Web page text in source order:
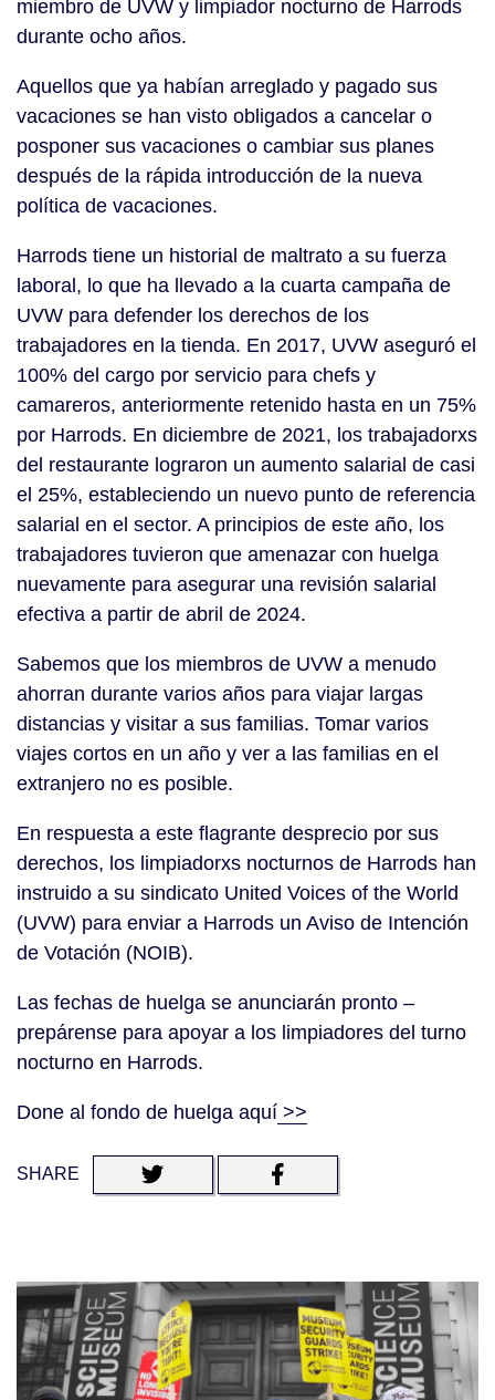
miembro de UVW y limpiador nocturno de Harrods
durante ocho años.
Aquellos que ya habían arreglado y pagado sus
vacaciones se han visto obligados a cancelar o
posponer sus vacaciones o cambiar sus planes
después de la rápida introducción de la nueva
política de vacaciones.
Harrods tiene un historial de maltrato a su fuerza
laboral, lo que ha llevado a la cuarta campaña de
UVW para defender los derechos de los
trabajadores en la tienda. En 2017, UVW aseguró el
100% del cargo por servicio para chefs y
camareros, anteriormente retenido hasta en un 75%
por Harrods. En diciembre de 2021, los trabajadorxs
del restaurante lograron un aumento salarial de casi
el 25%, estableciendo un nuevo punto de referencia
salarial en el sector. A principios de este año, los
trabajadores tuvieron que amenazar con huelga
nuevamente para asegurar una revisión salarial
efectiva a partir de abril de 2024.
Sabemos que los miembros de UVW a menudo
ahorran durante varios años para viajar largas
distancias y visitar a sus familias. Tomar varios
viajes cortos en un año y ver a las familias en el
extranjero no es posible.
En respuesta a este flagrante desprecio por sus
derechos, los limpiadorxs nocturnos de Harrods han
instruido a su sindicato United Voices of the World
(UVW) para enviar a Harrods un Aviso de Intención
de Votación (NOIB).
Las fechas de huelga se anunciarán pronto –
prepárense para apoyar a los limpiadores del turno
nocturno en Harrods.
Done al fondo de huelga aquí >>
SHARE